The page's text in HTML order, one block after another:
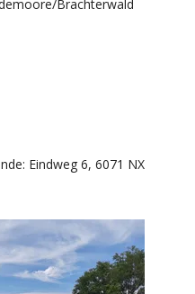
Brachterwald
Eindweg 6, 6071 NX